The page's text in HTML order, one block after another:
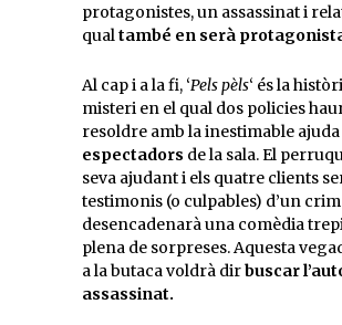
protagonistes, un assassinat i
qualtambé en serà
Al cap i a la fi, ‘Pels pèls‘ és la
misteri en el qual dos policies
resoldre amb la inestimable ajuda
espectadors de la sala. El
seva ajudant i els quatre clients
testimonis (o culpables) d’un
desencadenarà una comèdia
plena de sorpreses. Aquesta
a la butaca voldrà dirbuscar
assassinat.